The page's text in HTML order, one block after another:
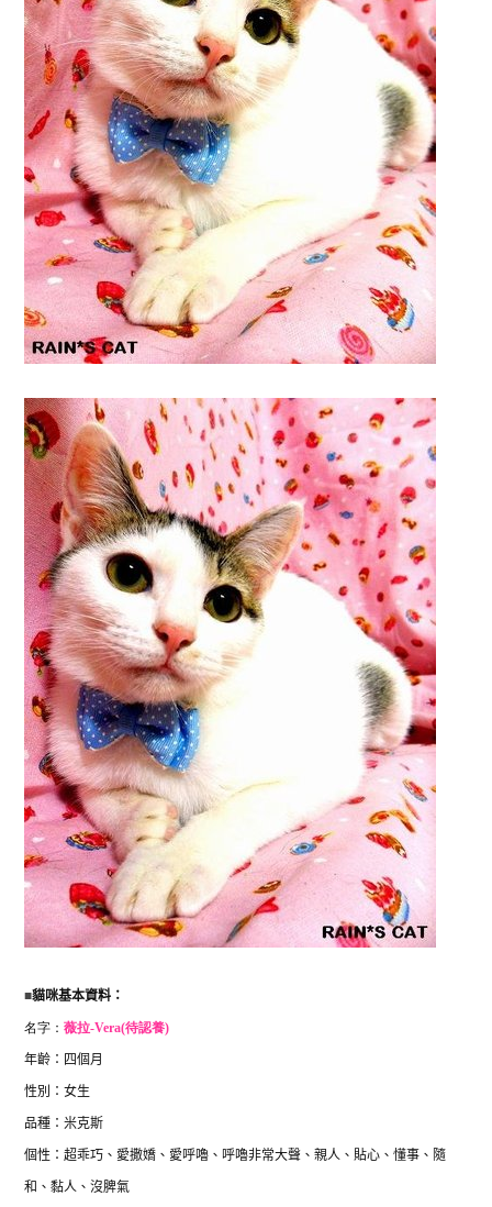
■貓咪基本資料：
名字： 薇拉-Vera(待認養)
年齡：四個月
性別：女生
品種：米克斯
個性：超乖巧、愛撒嬌、愛呼嚕、呼嚕非常大聲、親人、貼心、懂事、隨
和、黏人、沒脾氣